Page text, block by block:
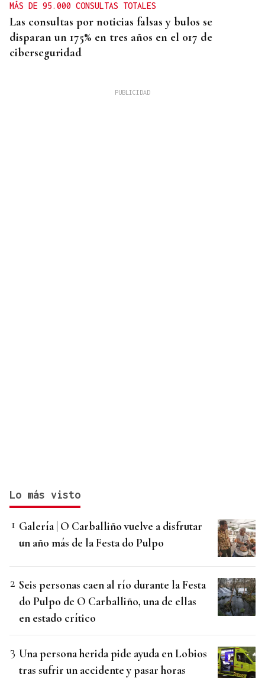
MÁS DE 95.000 CONSULTAS TOTALES
Las consultas por noticias falsas y bulos se
disparan un 175% en tres años en el 017 de
ciberseguridad
Lo más visto
Galería | O Carballiño vuelve a disfrutar
un año más de la Festa do Pulpo
Seis personas caen al río durante la Festa
do Pulpo de O Carballiño, una de ellas
en estado crítico
Una persona herida pide ayuda en Lobios
tras sufrir un accidente y pasar horas